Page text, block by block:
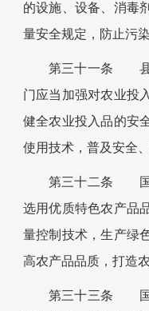
的设施、设备、消毒
量安全规定，防止污染
第三十一条 县
门应当加强对农业投
健全农业投入品的安
使用技术，普及安全
第三十二条 国
选用优质特色农产品
量控制技术，生产绿
高农产品品质，打造
第三十三条 国